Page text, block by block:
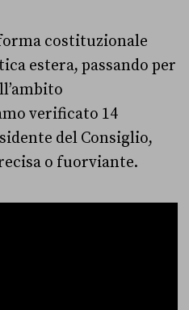
costituzionale
estera, passando per
verificato 14
del Consiglio,
o fuorviante.